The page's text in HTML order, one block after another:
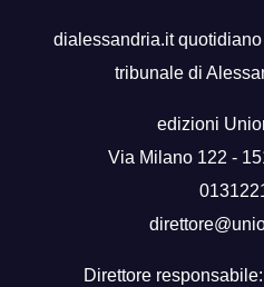
dialessandria.it
tribunale di
edizioni
Via Milano 122 -
Direttore